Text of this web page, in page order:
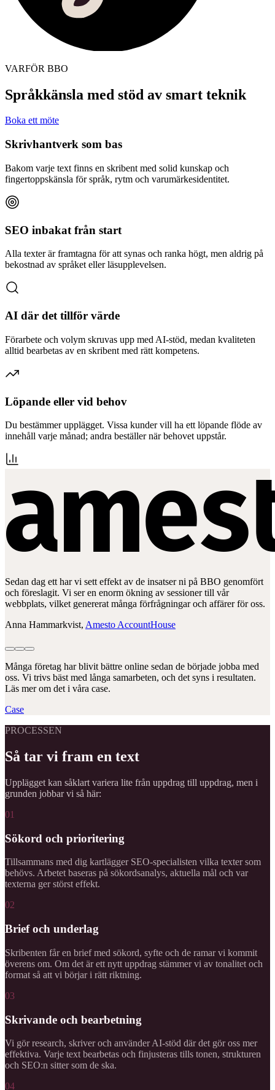
VARFÖR BBO
Språkkänsla med stöd av smart teknik
Boka ett möte
Skrivhantverk som bas
Bakom varje text finns en skribent med solid kunskap och
fingertoppskänsla för språk, rytm och varumärkesidentitet.
SEO inbakat från start
Alla texter är framtagna för att synas och ranka högt, men aldrig på
bekostnad av språket eller läsupplevelsen.
AI där det tillför värde
Förarbete och volym skruvas upp med AI-stöd, medan kvaliteten
alltid bearbetas av en skribent med rätt kompetens.
Löpande eller vid behov
Du bestämmer upplägget. Vissa kunder vill ha ett löpande flöde av
innehåll varje månad; andra beställer när behovet uppstår.
Sedan dag ett har vi sett effekt av de insatser ni på BBO genomfört
och föreslagit. Vi ser en enorm ökning av sessioner till vår
webbplats, vilket genererat många förfrågningar och affärer för oss.
Anna Hammarkvist, Amesto AccountHouse
Många företag har blivit bättre online sedan de började jobba med
oss. Vi trivs bäst med långa samarbeten, och det syns i resultaten.
Läs mer om det i våra case.
Case
PROCESSEN
Så tar vi fram en text
Upplägget kan såklart variera lite från uppdrag till uppdrag, men i
grunden jobbar vi så här:
01
Sökord och prioritering
Tillsammans med dig kartlägger SEO-specialisten vilka texter som
behövs. Arbetet baseras på sökordsanalys, aktuella mål och var
texterna ger störst effekt.
02
Brief och underlag
Skribenten får en brief med sökord, syfte och de ramar vi kommit
överens om. Om det är ett nytt uppdrag stämmer vi av tonalitet och
format så att vi börjar i rätt riktning.
03
Skrivande och bearbetning
Vi gör research, skriver och använder AI-stöd där det gör oss mer
effektiva. Varje text bearbetas och finjusteras tills tonen, strukturen
och SEO:n sitter som de ska.
04